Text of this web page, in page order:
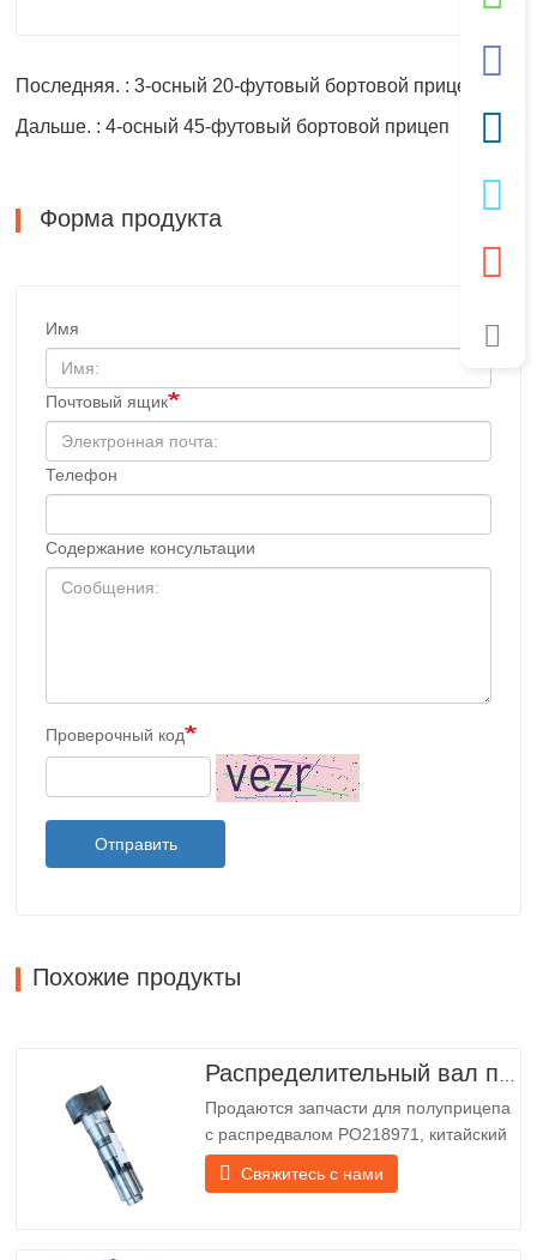
Последняя. : 3-осный 20-футовый бортовой прицеп
Дальше. : 4-осный 45-футовый бортовой прицеп
Форма продукта
Имя
Почтовый ящик
Телефон
Содержание консультации
Проверочный код
Отправить
Похожие продукты
Продаются запчасти для полуприцепа
с распредвалом PO218971, китайский
грузовик Технические характеристики
Продукт Запасные части для прицепов
Свяжитесь с нами